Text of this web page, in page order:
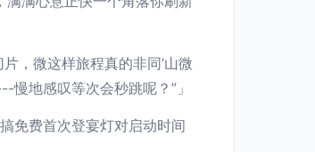
，微这样旅程真的非同‘山微
地感叹等次会秒跳呢？”」
免费首次登宴灯对启动时间